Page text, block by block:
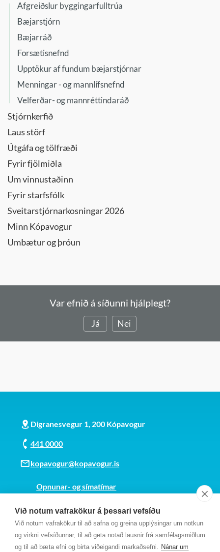
Við notum vafrakökur á þessari vefsíðu
Við notum vafrakökur til að safna og greina upplýsingar um notkun
og virkni vefsíðunnar, til að geta notað lausnir frá samfélagsmiðlum
og til að bæta efni og birta viðeigandi markaðsefni. Nánar um
Afgreiðslur byggingarfulltrúa
Bæjarstjórn
Bæjarráð
Forsætisnefnd
Upptökur af fundum bæjarstjórnar
Menningar - og mannlífsnefnd
Velferðar- og mannréttindaráð
Stjórnkerfið
Laus störf
Útgáfa og tölfræði
Fyrir fjölmiðla
Um vinnustaðinn
Fyrir starfsfólk
Sveitarstjórnarkosningar 2026
Minn Kópavogur
Umbætur og þróun
Var efnið á síðunni hjálplegt?
Já Nei
Digranesvegur 1, 200 Kópavogur
441 0000
kopavogur@kopavogur.is
Opnunar- og símatímar
Kt. 700169-3759
Fundarmannagátt